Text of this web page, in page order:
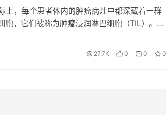
上，每个患者体内的肿瘤病灶中都深藏着一群
，它们被称为肿瘤浸润淋巴细胞（TIL）。
27.7K 0 0 0